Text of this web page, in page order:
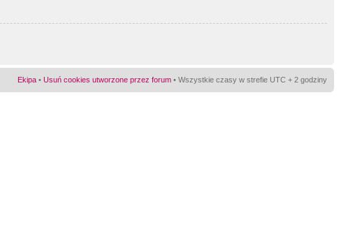
Ekipa • Usuń cookies utworzone przez forum • Wszystkie czasy w strefie UTC + 2 godziny